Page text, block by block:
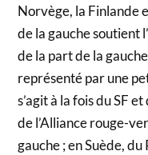
Norvège, la Finlande
de la gauche soutient
de la part de la
représenté par une
s’agit à la fois du SF
de l’Alliance rouge-
gauche ; en Suède,